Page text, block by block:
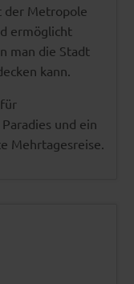
der Metropole
ermöglicht
man die Stadt
kann.
und ein
Mehrtagesreise.